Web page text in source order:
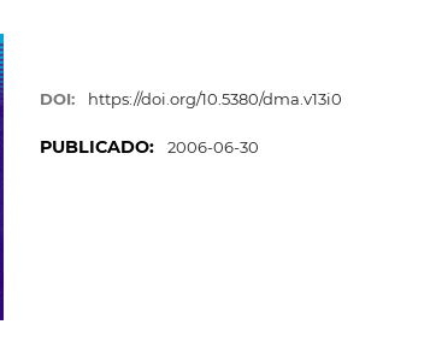
DOI: https://doi.org/10.5380/dma.v13i0
PUBLICADO: 2006-06-30